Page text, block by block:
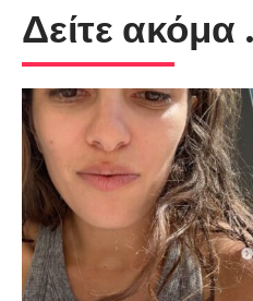
Δείτε ακόμα